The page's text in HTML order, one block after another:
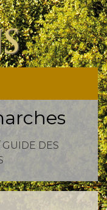
GUIDE DES